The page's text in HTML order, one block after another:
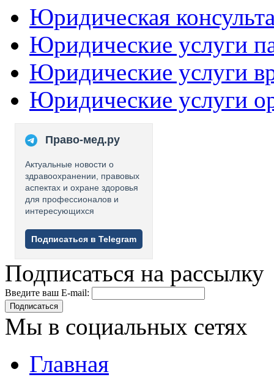
Юридическая
Юридические услуги
Юридические услуги
Юридические услуги
Право-мед.ру
Актуальные новости о
здравоохранении, правовых
аспектах и охране здоровья
для профессионалов и
интересующихся
Подписаться в Telegram
Подписаться на рассылку
Введите ваш E-mail:
Подписаться
Мы в социальных сетях
Главная